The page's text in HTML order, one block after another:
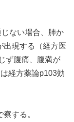
ない場合、肺か
出現する（経方医
ず腹痛、腹満が
経方薬論p103効
する。